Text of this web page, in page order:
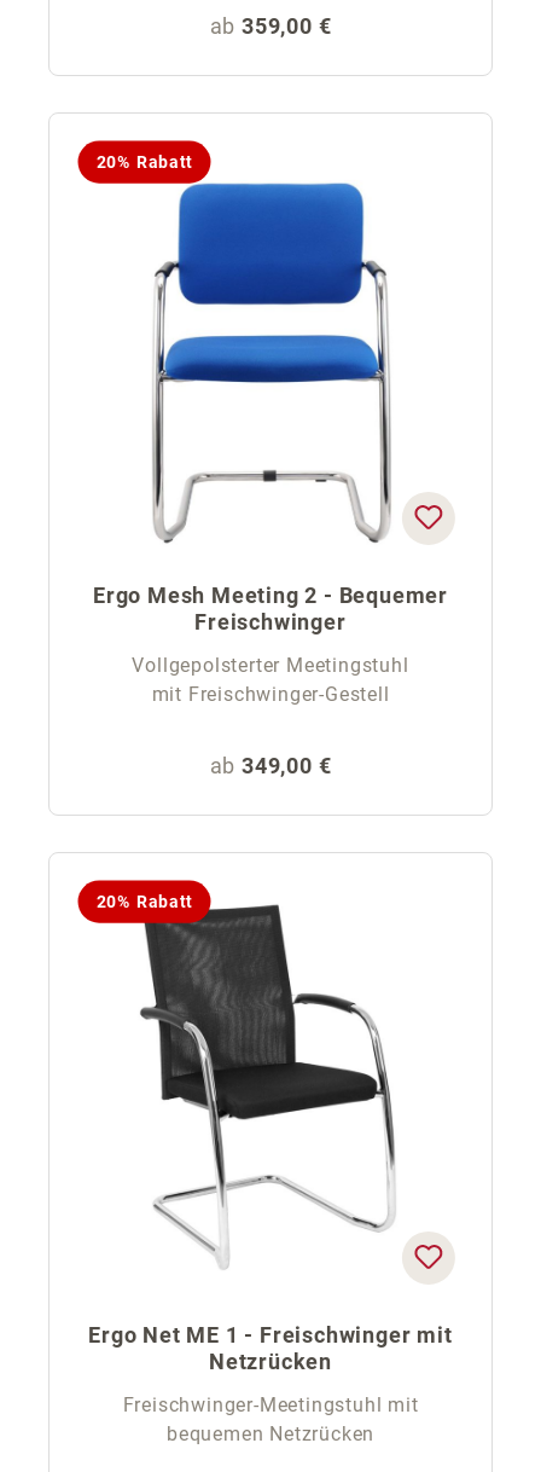
Regulärer Preis:
ab 359,00 €
20% Rabatt
Ergo Mesh Meeting 2 - Bequemer
Freischwinger
Vollgepolsterter Meetingstuhl
mit Freischwinger-Gestell
Regulärer Preis:
ab 349,00 €
20% Rabatt
Ergo Net ME 1 - Freischwinger mit
Netzrücken
Freischwinger-Meetingstuhl mit
bequemen Netzrücken